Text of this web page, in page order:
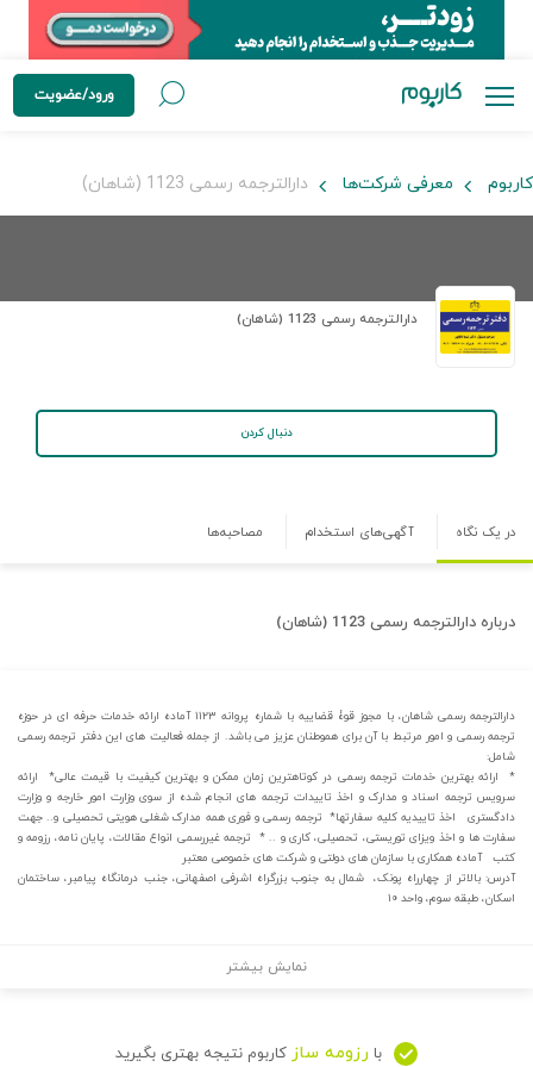
ورود/عضویت
کاربوم معرفی شرکت‌ها دارالترجمه رسمی 1123 (شاهان)
دارالترجمه رسمی 1123 (شاهان)
دنبال کردن
در یک نگاه آگهی‌های استخدام مصاحبه‌ها
درباره دارالترجمه رسمی 1123 (شاهان)
دارالترجمه رسمی شاهان، با مجوز قوۀ قضاییه با شماره پروانه ۱۱۲۳ آماده ارائه خدمات حرفه ای در حوزه
ترجمه رسمی و امور مرتبط با آن برای هموطنان عزیز می باشد. از جمله فعالیت های این دفتر ترجمه رسمی
شامل:
* ارائه بهترین خدمات ترجمه رسمی در کوتاهترین زمان ممکن و بهترین کیفیت با قیمت عالی* ارائه
سرویس ترجمه اسناد و مدارک و اخذ تاییدات ترجمه های انجام شده از سوی وزارت امور خارجه و وزارت
دادگستری اخذ تاییدیه کلیه سفارتها* ترجمه رسمی و فوری همه مدارک شغلی هویتی تحصیلی و.. جهت
سفارت ها و اخذ ویزای توریستی، تحصیلی، کاری و .. * ترجمه غیررسمی انواع مقالات، پایان نامه، رزومه و
کتب آماده همکاری با سازمان های دولتی و شرکت های خصوصی معتبر
آدرس: بالاتر از چهارراه پونک، شمال به جنوب بزرگراه اشرفی اصفهانی، جنب درمانگاه پیامبر، ساختمان
اسکان، طبقه سوم، واحد ۱۰
نمایش بیشتر
با رزومه ساز کاربوم نتیجه بهتری بگیرید